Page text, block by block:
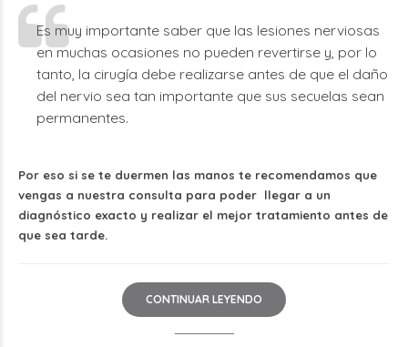
Es muy importante saber que las lesiones nerviosas
en muchas ocasiones no pueden revertirse y, por lo
tanto, la cirugía debe realizarse antes de que el daño
del nervio sea tan importante que sus secuelas sean
permanentes.
Por eso si se te duermen las manos te recomendamos que
vengas a nuestra consulta para poder llegar a un
diagnóstico exacto y realizar el mejor tratamiento antes de
que sea tarde.
CONTINUAR LEYENDO